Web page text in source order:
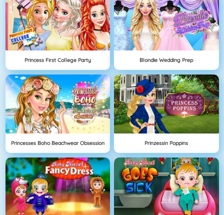
Princess First College Party Blondie Wedding Prep
Princesses Boho Beachwear Obsession Prinzessin Poppins